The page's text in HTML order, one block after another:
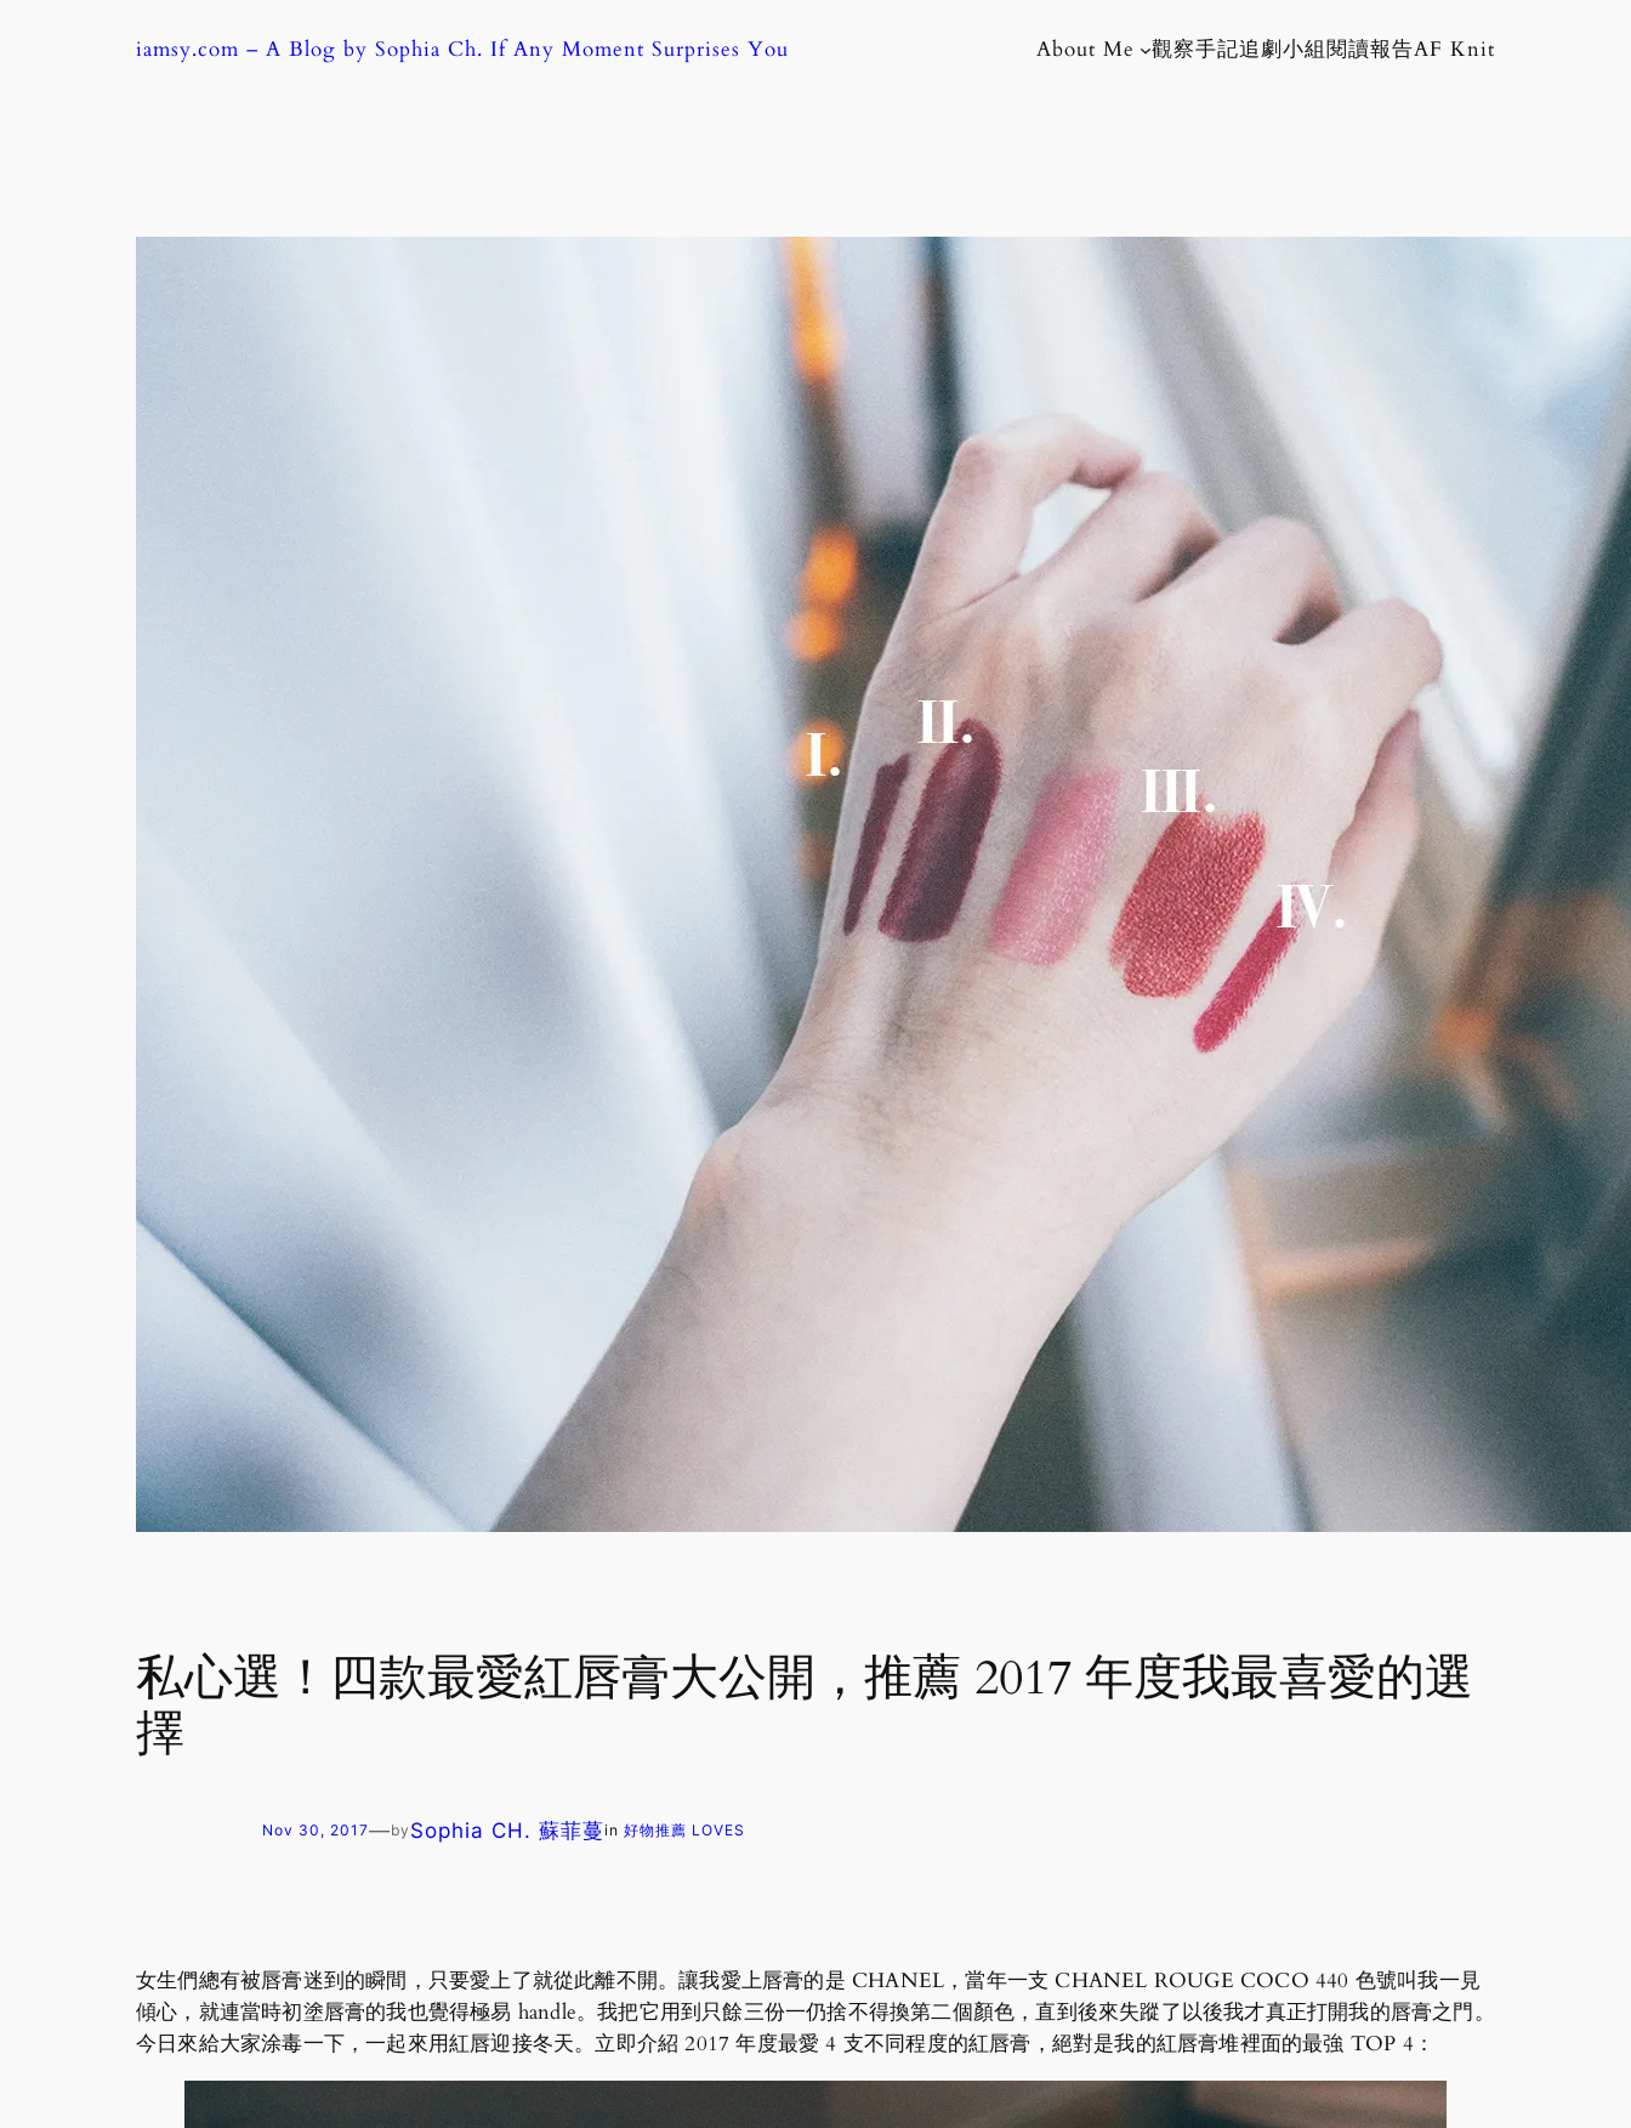
iamsy.com – A Blog by Sophia Ch. If Any Moment Surprises You About Me 觀察手記追劇小組閱讀報告AF Knit
私心選！四款最愛紅唇膏大公開，推薦 2017 年度我最喜愛的選
擇
Nov 30, 2017—by Sophia CH. 蘇菲蔓in 好物推薦 LOVES
女生們總有被唇膏迷到的瞬間，只要愛上了就從此離不開。讓我愛上唇膏的是 CHANEL，當年一支 CHANEL ROUGE COCO 440 色號叫我一見
傾心，就連當時初塗唇膏的我也覺得極易 handle。我把它用到只餘三份一仍捨不得換第二個顏色，直到後來失蹤了以後我才真正打開我的唇膏之門。
今日來給大家涂毒一下，一起來用紅唇迎接冬天。立即介紹 2017 年度最愛 4 支不同程度的紅唇膏，絕對是我的紅唇膏堆裡面的最強 TOP 4：